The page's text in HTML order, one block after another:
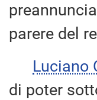
parere del
Luciano
di poter